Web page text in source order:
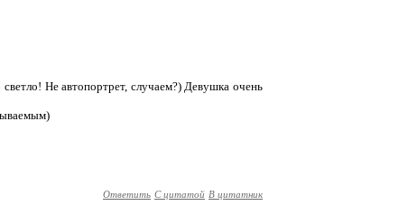
Не автопортрет, случаем?) Девушка очень
Ответить С цитатой В цитатник